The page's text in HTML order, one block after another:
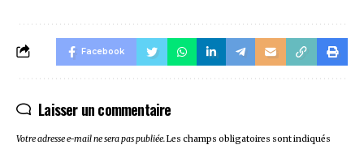
Facebook
Laisser un commentaire
Votre adresse e-mail ne sera pas publiée.Les champs obligatoires sont indiqués